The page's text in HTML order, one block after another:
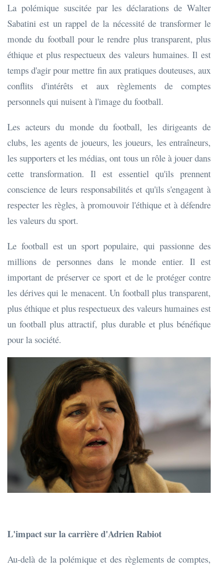
La polémique suscitée par les déclarations de Walter
Sabatini est un rappel de la nécessité de transformer le
monde du football pour le rendre plus transparent, plus
éthique et plus respectueux des valeurs humaines. Il est
temps d'agir pour mettre fin aux pratiques douteuses, aux
conflits d'intérêts et aux règlements de comptes
personnels qui nuisent à l'image du football.
Les acteurs du monde du football, les dirigeants de
clubs, les agents de joueurs, les joueurs, les entraîneurs,
les supporters et les médias, ont tous un rôle à jouer dans
cette transformation. Il est essentiel qu'ils prennent
conscience de leurs responsabilités et qu'ils s'engagent à
respecter les règles, à promouvoir l'éthique et à défendre
les valeurs du sport.
Le football est un sport populaire, qui passionne des
millions de personnes dans le monde entier. Il est
important de préserver ce sport et de le protéger contre
les dérives qui le menacent. Un football plus transparent,
plus éthique et plus respectueux des valeurs humaines est
un football plus attractif, plus durable et plus bénéfique
pour la société.
L'impact sur la carrière d'Adrien Rabiot
Au-delà de la polémique et des règlements de comptes,